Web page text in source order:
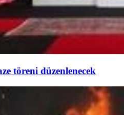
töreni düzenlenecek